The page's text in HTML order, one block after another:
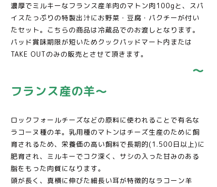
濃厚でミルキーなフランス産羊肉のマトン肉100gと、スパ
イスたっぷりの特製出汁にお野菜・豆腐・パクチーが付い
たセット。こちらの商品は冷蔵品でのお渡しとなります。
パッド賞味期限が短いためクックパッドマート内または
TAKE OUTのみの販売とさせて頂きます。
〜
フランス産の羊〜
ロックフォールチーズなどの原料に使われることで有名な
ラコーヌ種の羊。乳用種のマトンはチーズ生産のために飼
育されるため、栄養価の高い飼料で長期的(1.500日以上)に
肥育され、ミルキーでコク深く、サシの入った甘みのある
脂をもった肉質になります。
頭が長く、真横に伸びた細長い耳が特徴的なラコーン羊